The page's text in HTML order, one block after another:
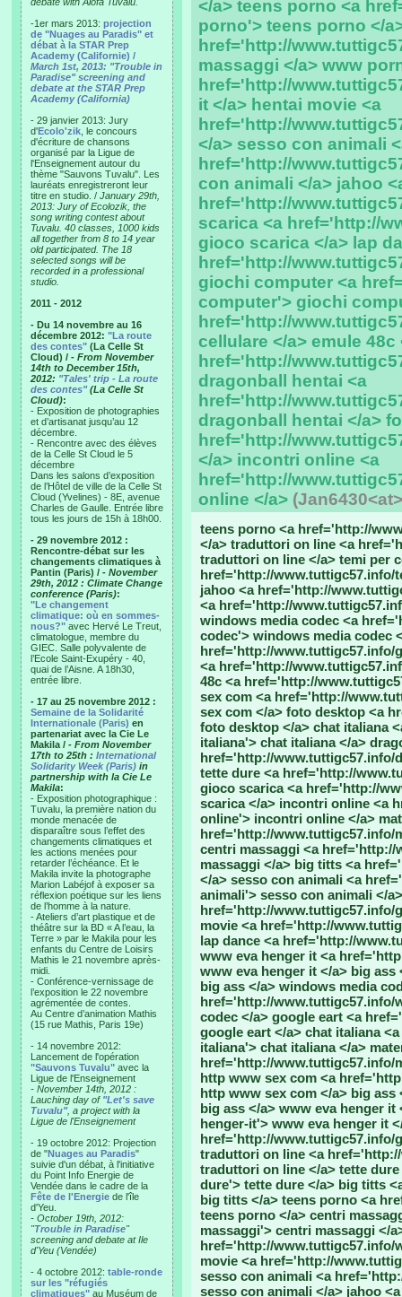
-1er mars 2013: projection
de "Nuages au Paradis" et
débat à la STAR Prep
Academy (Californie) /
March 1st, 2013: "Trouble in
Paradise" screening and
debate at the STAR Prep
Academy (California)
- 29 janvier 2013: Jury
d'Ecolo'zik , le concours
d'écriture de chansons
organisé par la Ligue de
l'Enseignement autour du
thème "Sauvons Tuvalu". Les
lauréats enregistreront leur
titre en studio. / January 29th,
2013: Jury of Ecolozik, the
song writing contest about
Tuvalu. 40 classes, 1000 kids
all together from 8 to 14 year
old participated. The 18
selected songs will be
recorded in a professional
studio.
2011 - 2012
- Du 14 novembre au 16
décembre 2012: "La route
des contes" (La Celle St
Cloud) / - From November
14th to December 15th,
2012: "Tales' trip - La route
des contes"(La Celle St
Cloud):
- Exposition de photographies
et d’artisanat jusqu’au 12
décembre.
- Rencontre avec des élèves
de la Celle St Cloud le 5
décembre
Dans les salons d’exposition
de l’Hôtel de ville de la Celle St
Cloud (Yvelines) - 8E, avenue
Charles de Gaulle. Entrée libre
tous les jours de 15h à 18h00.
- 29 novembre 2012 :
Rencontre-débat sur les
changements climatiques à
Pantin (Paris) / - November
29th, 2012 : Climate Change
conference (Paris):
"Le changement
climatique: où en sommes-
nous?" avec Hervé Le Treut,
climatologue, membre du
GIEC. Salle polyvalente de
l’Ecole Saint-Exupéry - 40,
quai de l’Aisne. A 18h30,
entrée libre.
- 17 au 25 novembre 2012 :
Semaine de la Solidarité
Internationale (Paris) en
partenariat avec la Cie Le
Makila / - From November
17th to 25th : International
Solidarity Week (Paris) in
partnership with la Cie Le
Makila:
- Exposition photographique :
Tuvalu, la première nation du
monde menacée de
disparaître sous l’effet des
changements climatiques et
les actions menées pour
retarder l’échéance. Et le
Makila invite la photographe
Marion Labéjof à exposer sa
réflexion poétique sur les liens
de l’homme à la nature.
- Ateliers d’art plastique et de
théâtre sur la BD « A l’eau, la
Terre » par le Makila pour les
enfants du Centre de Loisirs
Mathis le 21 novembre après-
midi.
- Conférence-vernissage de
l’exposition le 22 novembre
agrémentée de contes.
Au Centre d’animation Mathis
(15 rue Mathis, Paris 19e)
- 14 novembre 2012:
Lancement de l'opération
"Sauvons Tuvalu" avec la
Ligue de l'Enseignement
- November 14th, 2012 :
Lauching day of "Let's save
Tuvalu", a project with la
Ligue de l'Enseignement
- 19 octobre 2012: Projection
de "Nuages au Paradis"
suivie d'un débat, à l'initiative
du Point Info Energie de
Vendée dans le cadre de la
Fête de l'Energie de l'île
d'Yeu.
- October 19th, 2012:
"Trouble in Paradise"
screening and debate at Ile
d'Yeu (Vendée)
- 4 octobre 2012: table-ronde
sur les "réfugiés
climatiques" au Muséum de
</a> teens porno <a
porno'> teens porno </
href='http://
massaggi </a> www
href='http://
it </a> hentai movie <a
href='http://
</a> sesso con animali
href='http://
con animali </a> jahoo
href='http://
scarica <a href='http://
gioco scarica </a> lap
href='http://
giochi computer <a
computer'> giochi
href='http://
cellulare </a> emule 48c
href='http://
dragonball hentai <a
href='http://
dragonball hentai </a>
href='http://
</a> incontri online <a
href='http://
online </a>
teens porno <a href='http://
</a> traduttori on line <a
traduttori on line </a> temi per
href='http://www.tuttigc57.info/
jahoo <a href='http://
<a href='http://
windows media codec <a
codec'> windows media codec
href='http://www.tuttigc57.info/
<a href='http://
48c <a href='http://
sex com <a href='http://
sex com </a> foto desktop <a
foto desktop </a> chat italiana
italiana'> chat italiana </a>
href='http://www.tuttigc57.info/
tette dure <a href='http://
gioco scarica <a href='http://
scarica </a> incontri online <a
online'> incontri online </a>
href='http://www.tuttigc57.info/
centri massaggi <a
massaggi </a> big titts <a
</a> sesso con animali <a
animali'> sesso con animali </
href='http://www.tuttigc57.info/
movie <a href='http://
lap dance <a href='http://
www eva henger it <a
www eva henger it </a> big
big ass </a> windows media
href='http://www.tuttigc57.info/
codec </a> google eart <a
google eart </a> chat italiana
italiana'> chat italiana </a>
href='http://www.tuttigc57.info/
http www sex com <a
http www sex com </a> big
big ass </a> www eva henger
henger-it'> www eva henger it
href='http://www.tuttigc57.info/
traduttori on line <a
traduttori on line </a> tette
dure'> tette dure </a> big titts
big titts </a> teens porno <a
teens porno </a> centri
massaggi'> centri massaggi </
href='http://www.tuttigc57.info/
movie <a href='http://
sesso con animali <a
sesso con animali </a> jahoo